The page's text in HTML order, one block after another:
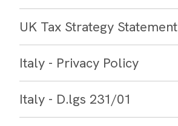
UK Tax Strategy Statement
Italy - Privacy Policy
Italy - D.lgs 231/01